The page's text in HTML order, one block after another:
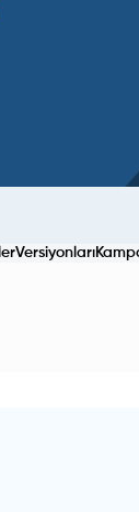
Versiyonları